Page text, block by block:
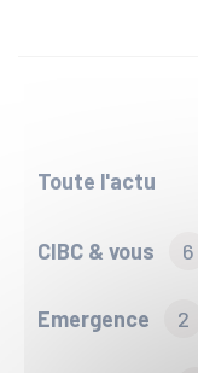
Toute l'actu
CIBC & vous 6
Emergence 2